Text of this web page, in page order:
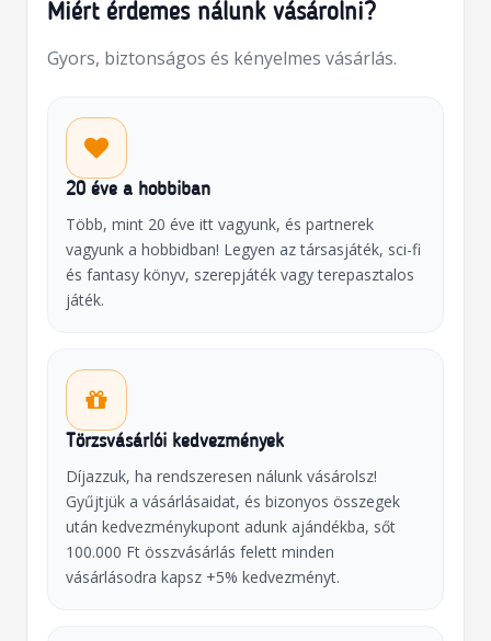
Miért érdemes nálunk vásárolni?
Gyors, biztonságos és kényelmes vásárlás.
20 éve a hobbiban
Több, mint 20 éve itt vagyunk, és partnerek
vagyunk a hobbidban! Legyen az társasjáték, sci-fi
és fantasy könyv, szerepjáték vagy terepasztalos
játék.
Törzsvásárlói kedvezmények
Díjazzuk, ha rendszeresen nálunk vásárolsz!
Gyűjtjük a vásárlásaidat, és bizonyos összegek
után kedvezménykupont adunk ajándékba, sőt
100.000 Ft összvásárlás felett minden
vásárlásodra kapsz +5% kedvezményt.